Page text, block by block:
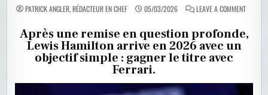
PATRICK ANGLER, RÉDACTEUR EN CHEF 05/03/2026 LEAVE A COMMENTON
Après une remise en question profonde,
Lewis Hamilton arrive en 2026 avec un
objectif simple : gagner le titre avec
Ferrari.